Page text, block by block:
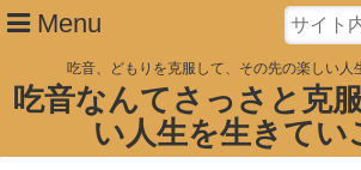
Menu
吃音、どもりを克服して、その先の楽しい人
吃音なんてさっさと克
い人生を生きてい